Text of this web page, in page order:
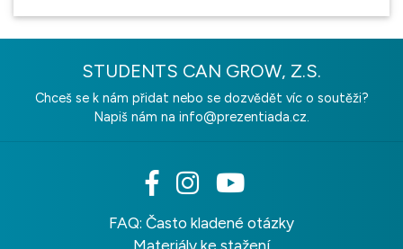
STUDENTS CAN GROW, Z.S.
Chceš se k nám přidat nebo se dozvědět víc o soutěži?
Napiš nám na info@prezentiada.cz.
FAQ: Často kladené otázky
Materiály ke stažení